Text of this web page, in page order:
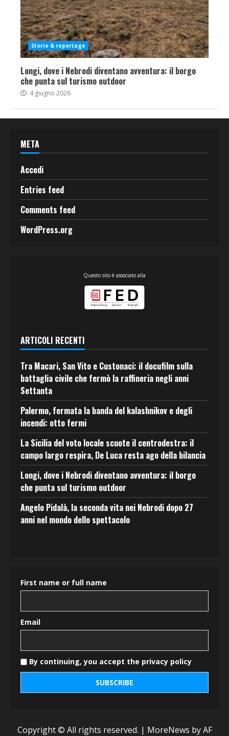
Storie & reportage
Longi, dove i Nebrodi diventano avventura: il borgo
che punta sul turismo outdoor
4 giugno 2026
META
Accedi
Entries feed
Comments feed
WordPress.org
Questo sito è associato alla
ARTICOLI RECENTI
Tra Macari, San Vito e Custonaci: il docufilm sulla
battaglia civile che fermò la raffineria negli anni
Settanta
Palermo, fermata la banda del kalashnikov e degli
incendi: otto fermi
La Sicilia del voto locale scuote il centrodestra: il
campo largo respira, De Luca resta ago della bilancia
Longi, dove i Nebrodi diventano avventura: il borgo
che punta sul turismo outdoor
Angelo Pidalà, la seconda vita nei Nebrodi dopo 27
anni nel mondo dello spettacolo
First name or full name
Email
By continuing, you accept the privacy policy
Copyright © All rights reserved. | MoreNews by AF